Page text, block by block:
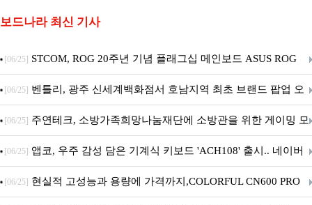
보드나라 최신 기사
[06/25] STCOM, ROG 20주년 기념 플래그십 메인보드 ASUS ROG
Crosshair X870E EDITION 20 국내 출시 예정
[06/25] 벤틀리, 광주 신세계백화점서 호남지역 최초 브랜드 팝업 오
픈
[06/25] 주연테크, 소방가족희망나눔재단에 소방관을 위한 게이밍 모
니터·스마트 펫 침대 기부
[06/25] 앱코, 우주 감성 담은 기계식 키보드 'ACH108' 출시.. 네이버
브랜드데이 기획전 진행
[06/25] 현실적 고성능과 용량에 가격까지,COLORFUL CN600 PRO